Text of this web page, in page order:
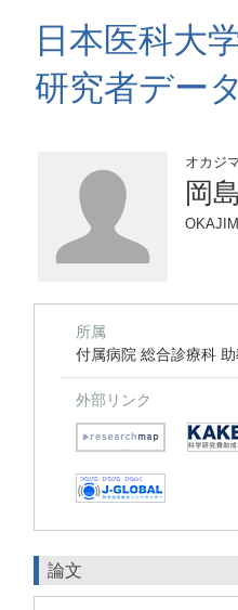
日本医科大
研究者デー
オカジ
岡
所属
付属病院 総合診療科 助
外部リンク
論文